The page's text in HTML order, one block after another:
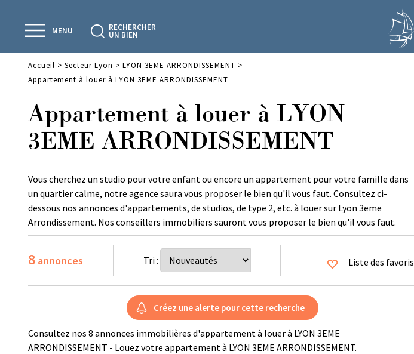
RECHERCHER
UN BIEN
MENU
Accueil > Secteur Lyon > LYON 3EME ARRONDISSEMENT >
Appartement à louer à LYON 3EME ARRONDISSEMENT
Appartement à louer à LYON
3EME ARRONDISSEMENT
Vous cherchez un studio pour votre enfant ou encore un appartement pour votre famille dans
un quartier calme, notre agence saura vous proposer le bien qu'il vous faut. Consultez ci-
dessous nos annonces d'appartements, de studios, de type 2, etc. à louer sur Lyon 3eme
Arrondissement. Nos conseillers immobiliers sauront vous proposer le bien qu'il vous faut.
8 annonces Tri : Liste des favoris
Consultez nos 8 annonces immobilières d'appartement à louer à LYON 3EME
ARRONDISSEMENT - Louez votre appartement à LYON 3EME ARRONDISSEMENT.